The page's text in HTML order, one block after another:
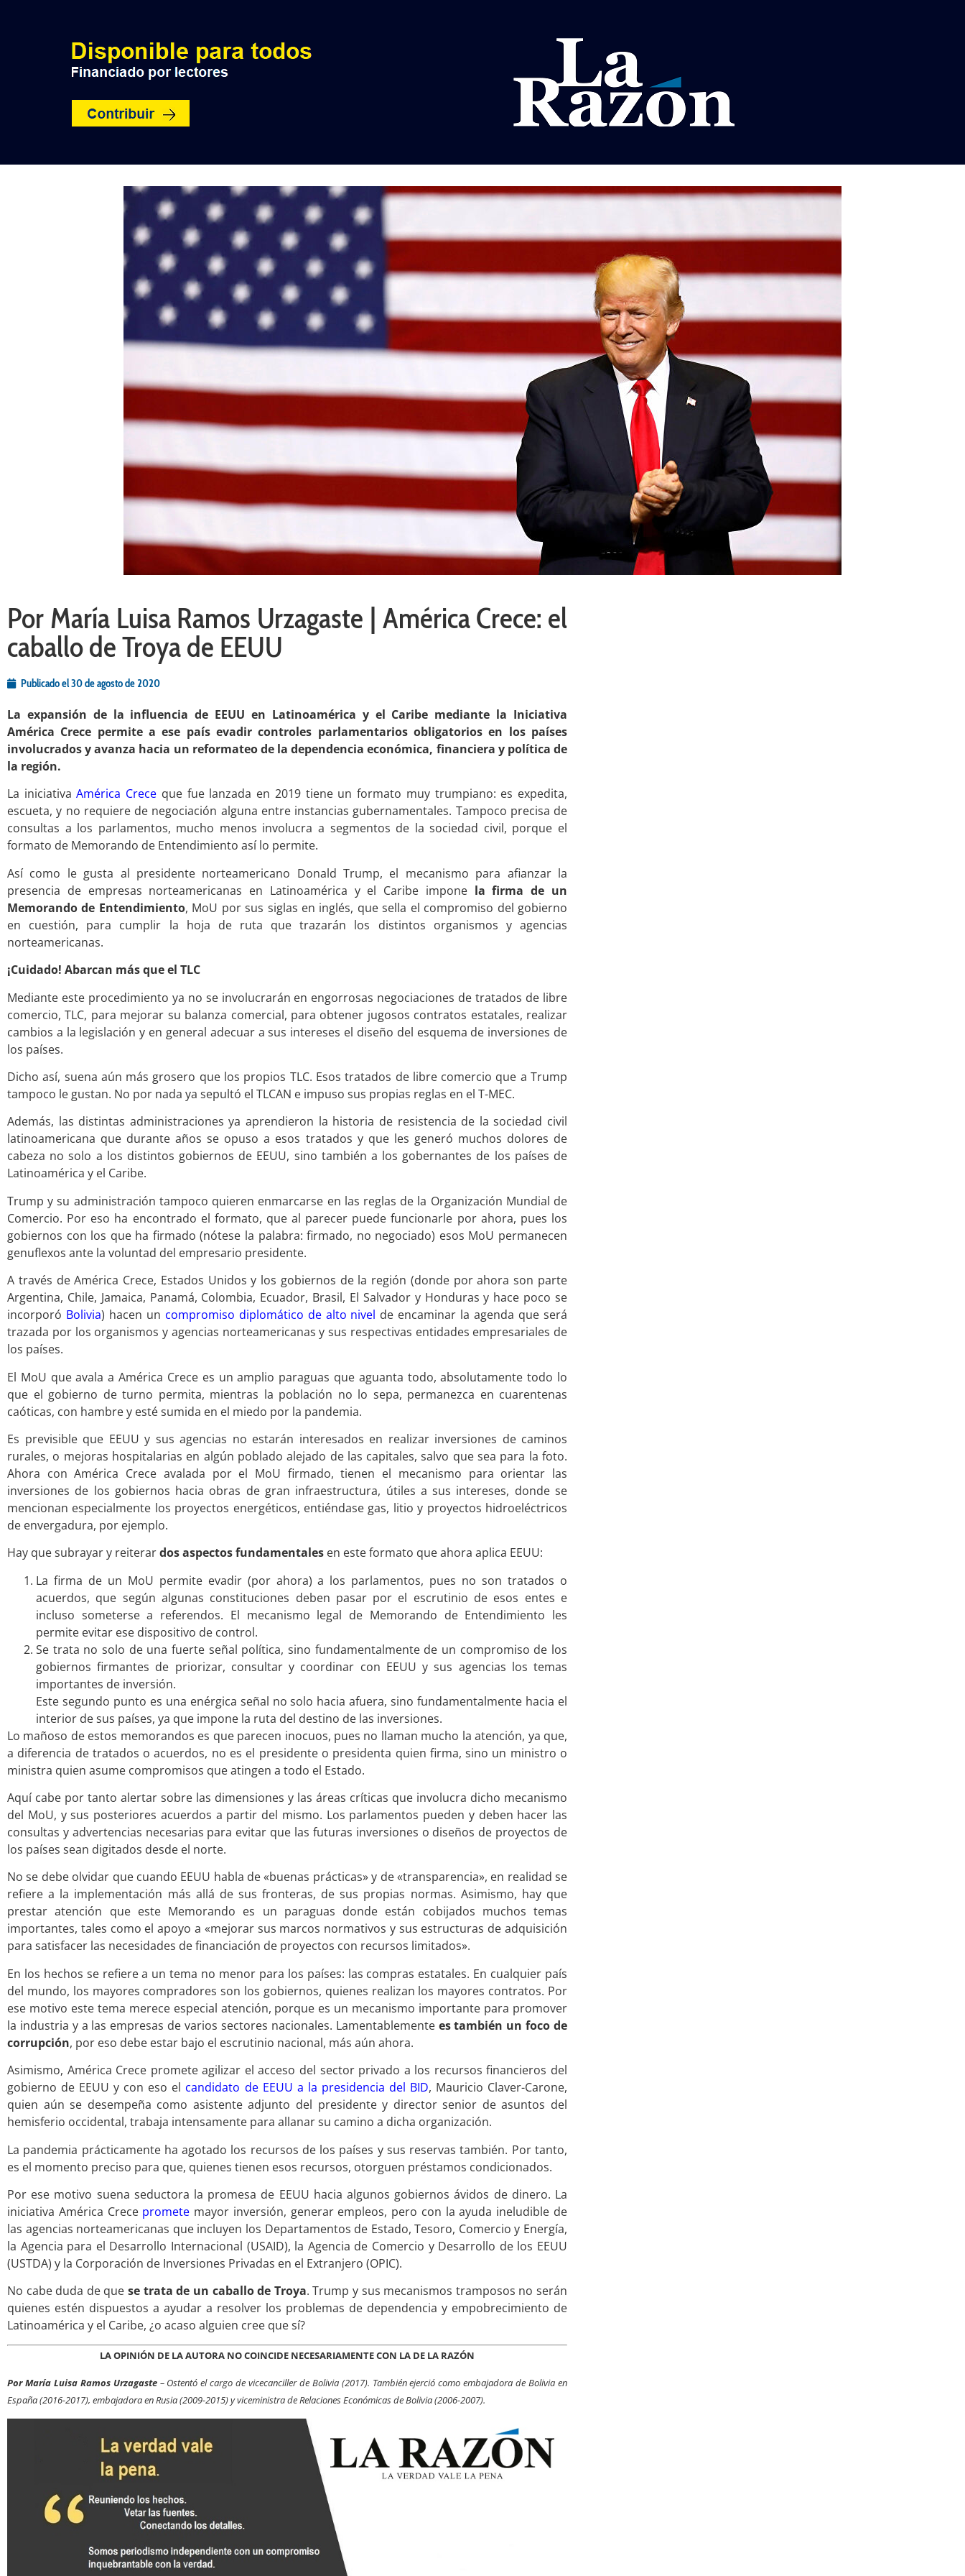
Por María Luisa Ramos Urzagaste | América Crece: el
caballo de Troya de EEUU
Publicado el30 de agosto de 2020
La expansión de la influencia de EEUU en Latinoamérica y el Caribe mediante la Iniciativa
América Crece permite a ese país evadir controles parlamentarios obligatorios en los países
involucrados y avanza hacia un reformateo de la dependencia económica, financiera y política de
la región.
La iniciativaAmérica Crece que fue lanzada en 2019 tiene un formato muy trumpiano: es expedita,
escueta, y no requiere de negociación alguna entre instancias gubernamentales. Tampoco precisa de
consultas a los parlamentos, mucho menos involucra a segmentos de la sociedad civil, porque el
formato de Memorando de Entendimiento así lo permite.
Así como le gusta al presidente norteamericano Donald Trump, el mecanismo para afianzar la
presencia de empresas norteamericanas en Latinoamérica y el Caribe impone la firma de un
Memorando de Entendimiento, MoU por sus siglas en inglés, que sella el compromiso del gobierno
en cuestión, para cumplir la hoja de ruta que trazarán los distintos organismos y agencias
norteamericanas.
¡Cuidado! Abarcan más que el TLC
Mediante este procedimiento ya no se involucrarán en engorrosas negociaciones de tratados de libre
comercio, TLC, para mejorar su balanza comercial, para obtener jugosos contratos estatales, realizar
cambios a la legislación y en general adecuar a sus intereses el diseño del esquema de inversiones de
los países.
Dicho así, suena aún más grosero que los propios TLC. Esos tratados de libre comercio que a Trump
tampoco le gustan. No por nada ya sepultó el TLCAN e impuso sus propias reglas en el T-MEC.
Además, las distintas administraciones ya aprendieron la historia de resistencia de la sociedad civil
latinoamericana que durante años se opuso a esos tratados y que les generó muchos dolores de
cabeza no solo a los distintos gobiernos de EEUU, sino también a los gobernantes de los países de
Latinoamérica y el Caribe.
Trump y su administración tampoco quieren enmarcarse en las reglas de la Organización Mundial de
Comercio. Por eso ha encontrado el formato, que al parecer puede funcionarle por ahora, pues los
gobiernos con los que ha firmado (nótese la palabra: firmado, no negociado) esos MoU permanecen
genuflexos ante la voluntad del empresario presidente.
A través de América Crece, Estados Unidos y los gobiernos de la región (donde por ahora son parte
Argentina, Chile, Jamaica, Panamá, Colombia, Ecuador, Brasil, El Salvador y Honduras y hace poco se
incorporó Bolivia) hacen un compromiso diplomático de alto nivel de encaminar la agenda que será
trazada por los organismos y agencias norteamericanas y sus respectivas entidades empresariales de
los países.
El MoU que avala a América Crece es un amplio paraguas que aguanta todo, absolutamente todo lo
que el gobierno de turno permita, mientras la población no lo sepa, permanezca en cuarentenas
caóticas, con hambre y esté sumida en el miedo por la pandemia.
Es previsible que EEUU y sus agencias no estarán interesados en realizar inversiones de caminos
rurales, o mejoras hospitalarias en algún poblado alejado de las capitales, salvo que sea para la foto.
Ahora con América Crece avalada por el MoU firmado, tienen el mecanismo para orientar las
inversiones de los gobiernos hacia obras de gran infraestructura, útiles a sus intereses, donde se
mencionan especialmente los proyectos energéticos, entiéndase gas, litio y proyectos hidroeléctricos
de envergadura, por ejemplo.
Hay que subrayar y reiterardos aspectos fundamentales en este formato que ahora aplica EEUU:
La firma de un MoU permite evadir (por ahora) a los parlamentos, pues no son tratados o
acuerdos, que según algunas constituciones deben pasar por el escrutinio de esos entes e
incluso someterse a referendos. El mecanismo legal de Memorando de Entendimiento les
permite evitar ese dispositivo de control.
Se trata no solo de una fuerte señal política, sino fundamentalmente de un compromiso de los
gobiernos firmantes de priorizar, consultar y coordinar con EEUU y sus agencias los temas
importantes de inversión.
Este segundo punto es una enérgica señal no solo hacia afuera, sino fundamentalmente hacia el
interior de sus países, ya que impone la ruta del destino de las inversiones.
Lo mañoso de estos memorandos es que parecen inocuos, pues no llaman mucho la atención, ya que,
a diferencia de tratados o acuerdos, no es el presidente o presidenta quien firma, sino un ministro o
ministra quien asume compromisos que atingen a todo el Estado.
Aquí cabe por tanto alertar sobre las dimensiones y las áreas críticas que involucra dicho mecanismo
del MoU, y sus posteriores acuerdos a partir del mismo. Los parlamentos pueden y deben hacer las
consultas y advertencias necesarias para evitar que las futuras inversiones o diseños de proyectos de
los países sean digitados desde el norte.
No se debe olvidar que cuando EEUU habla de «buenas prácticas» y de «transparencia», en realidad se
refiere a la implementación más allá de sus fronteras, de sus propias normas. Asimismo, hay que
prestar atención que este Memorando es un paraguas donde están cobijados muchos temas
importantes, tales como el apoyo a «mejorar sus marcos normativos y sus estructuras de adquisición
para satisfacer las necesidades de financiación de proyectos con recursos limitados».
En los hechos se refiere a un tema no menor para los países: las compras estatales. En cualquier país
del mundo, los mayores compradores son los gobiernos, quienes realizan los mayores contratos. Por
ese motivo este tema merece especial atención, porque es un mecanismo importante para promover
la industria y a las empresas de varios sectores nacionales. Lamentablemente es también un foco de
corrupción, por eso debe estar bajo el escrutinio nacional, más aún ahora.
Asimismo, América Crece promete agilizar el acceso del sector privado a los recursos financieros del
gobierno de EEUU y con eso el candidato de EEUU a la presidencia del BID, Mauricio Claver-Carone,
quien aún se desempeña como asistente adjunto del presidente y director senior de asuntos del
hemisferio occidental, trabaja intensamente para allanar su camino a dicha organización.
La pandemia prácticamente ha agotado los recursos de los países y sus reservas también. Por tanto,
es el momento preciso para que, quienes tienen esos recursos, otorguen préstamos condicionados.
Por ese motivo suena seductora la promesa de EEUU hacia algunos gobiernos ávidos de dinero. La
iniciativa América Crece promete mayor inversión, generar empleos, pero con la ayuda ineludible de
las agencias norteamericanas que incluyen los Departamentos de Estado, Tesoro, Comercio y Energía,
la Agencia para el Desarrollo Internacional (USAID), la Agencia de Comercio y Desarrollo de los EEUU
(USTDA) y la Corporación de Inversiones Privadas en el Extranjero (OPIC).
No cabe duda de quese trata de un caballo de Troya. Trump y sus mecanismos tramposos no serán
quienes estén dispuestos a ayudar a resolver los problemas de dependencia y empobrecimiento de
Latinoamérica y el Caribe, ¿o acaso alguien cree que sí?
LA OPINIÓN DE LA AUTORA NO COINCIDE NECESARIAMENTE CON LA DE LA RAZÓN
Por María Luisa Ramos Urzagaste – Ostentó el cargo de vicecanciller de Bolivia (2017). También ejerció como embajadora de Bolivia en
España (2016-2017), embajadora en Rusia (2009-2015) y viceministra de Relaciones Económicas de Bolivia (2006-2007).